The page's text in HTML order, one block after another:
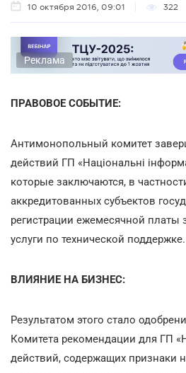
10 октября 2016, 09:01 322
Реклама
ПРАВОВОЕ СОБЫТИЕ:
Антимонопольный комитет
действий ГП «Національні
которые заключаются, в
аккредитованных субъектов
регистрации ежемесячной платы
услуги по технической поддержке.
ВЛИЯНИЕ НА БИЗНЕС:
Результатом этого стало
Комитета рекомендации для ГП
действий, содержащих признаки